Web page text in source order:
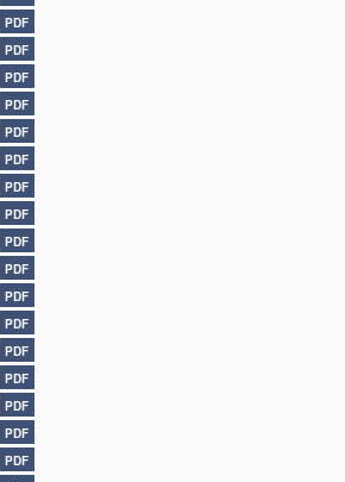
PDF
PDF
PDF
PDF
PDF
PDF
PDF
PDF
PDF
PDF
PDF
PDF
PDF
PDF
PDF
PDF
PDF